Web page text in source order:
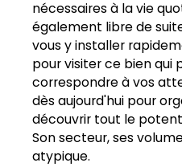
nécessaires à la vie
également libre de
vous y installer
pour visiter ce bien
correspondre à vos
dès aujourd'hui pour
découvrir tout le
Son secteur, ses
atypique.